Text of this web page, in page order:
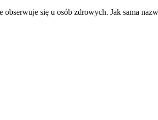
się u osób zdrowych. Jak sama